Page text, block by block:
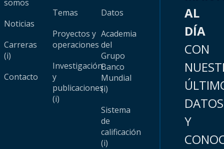
somos
Noticias
Carreras
(i)
Contacto
Temas
Proyectos y
operaciones
Investigación
y
publicaciones
(i)
Datos
Academia
del
Grupo
Banco
Mundial
(i)
Sistema
de
calificación
(i)
AL
DÍA
CON
DATOS
Y